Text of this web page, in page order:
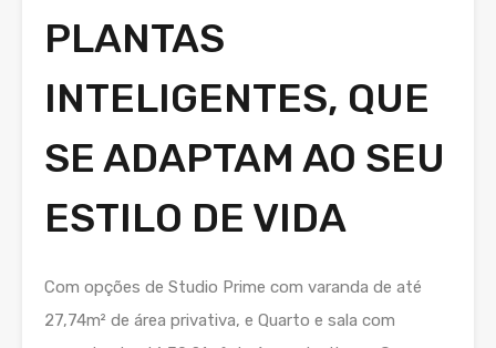
PLANTAS
INTELIGENTES, QUE
SE ADAPTAM AO SEU
ESTILO DE VIDA
Com opções de Studio Prime com varanda de até
27,74m² de área privativa, e Quarto e sala com